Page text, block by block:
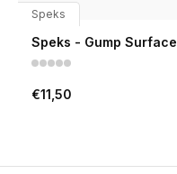
Speks
Speks - Gump Surface
€11,50